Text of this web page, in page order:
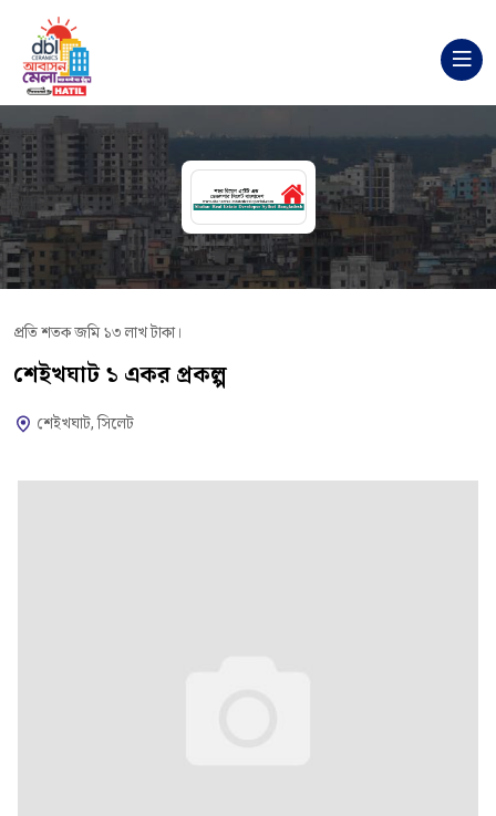
প্রতি শতক জমি ১৩ লাখ টাকা।
শেইখঘাট ১ একর প্রকল্প
শেইখঘাট, সিলেট